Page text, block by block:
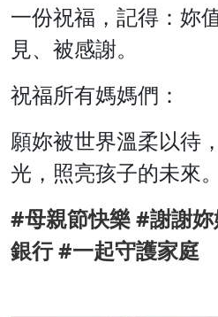
一份祝福，記得：妳
見、被感謝。
祝福所有媽媽們：
願妳被世界溫柔以待
光，照亮孩子的未來。
#母親節快樂#謝謝
銀行#一起守護家庭